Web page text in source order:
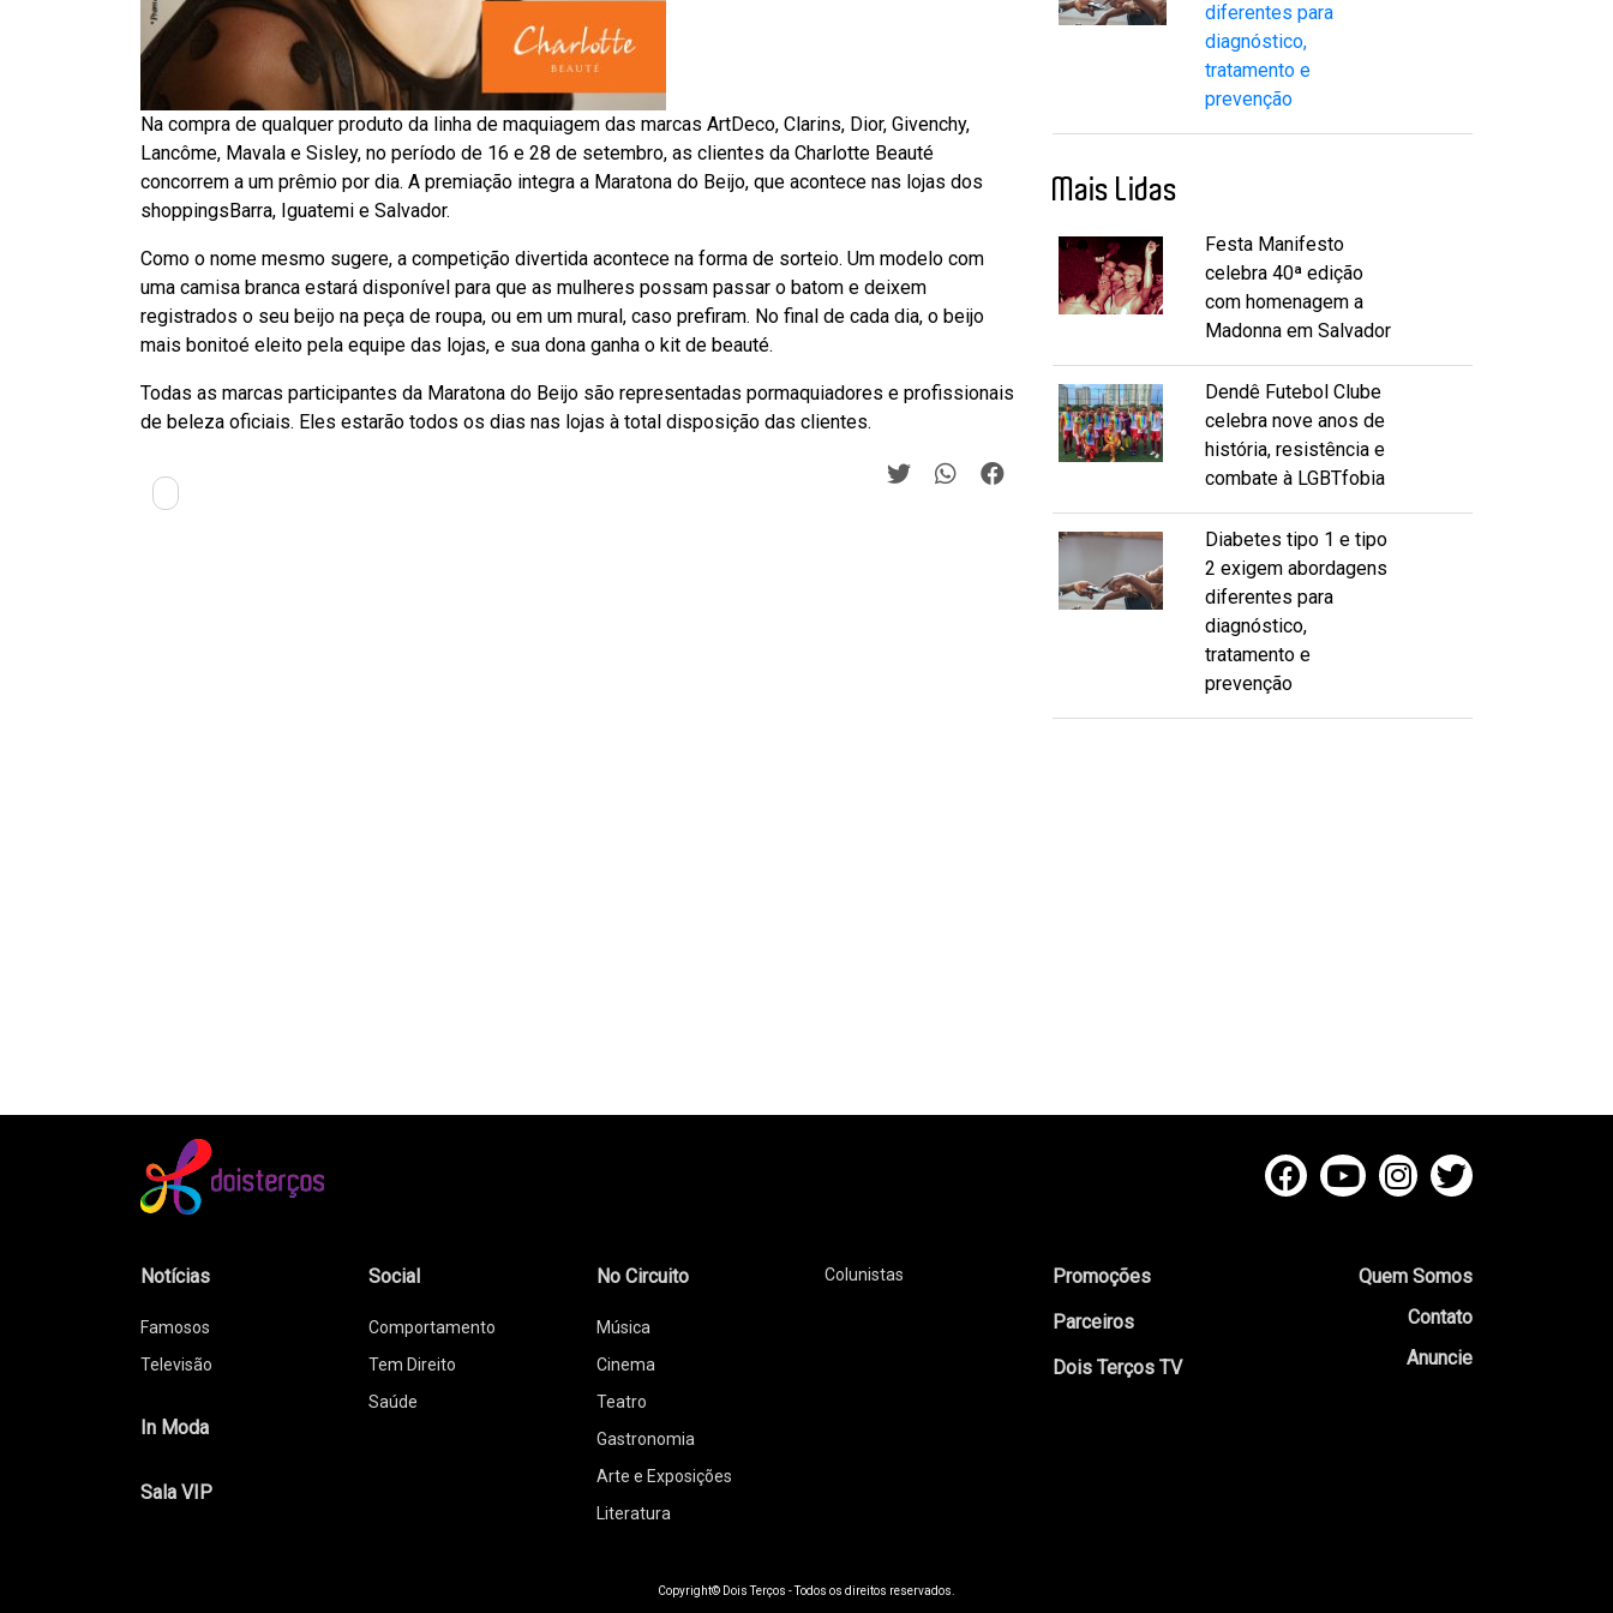
Na compra de qualquer produto da linha de maquiagem das marcas ArtDeco, Clarins, Dior, Givenchy,
Lancôme, Mavala e Sisley, no período de 16 e 28 de setembro, as clientes da Charlotte Beauté
concorrem a um prêmio por dia. A premiação integra a Maratona do Beijo, que acontece nas lojas dos
shoppingsBarra, Iguatemi e Salvador.
Como o nome mesmo sugere, a competição divertida acontece na forma de sorteio. Um modelo com
uma camisa branca estará disponível para que as mulheres possam passar o batom e deixem
registrados o seu beijo na peça de roupa, ou em um mural, caso prefiram. No final de cada dia, o beijo
mais bonitoé eleito pela equipe das lojas, e sua dona ganha o kit de beauté.
Todas as marcas participantes da Maratona do Beijo são representadas pormaquiadores e profissionais
de beleza oficiais. Eles estarão todos os dias nas lojas à total disposição das clientes.
diferentes para
diagnóstico,
tratamento e
prevenção
Mais Lidas
Festa Manifesto
celebra 40ª edição
com homenagem a
Madonna em Salvador
Dendê Futebol Clube
celebra nove anos de
história, resistência e
combate à LGBTfobia
Diabetes tipo 1 e tipo
2 exigem abordagens
diferentes para
diagnóstico,
tratamento e
prevenção
Notícias
Famosos
Televisão
In Moda
Sala VIP
Social
Comportamento
Tem Direito
Saúde
No Circuito
Música
Cinema
Teatro
Gastronomia
Arte e Exposições
Literatura
Colunistas
Promoções
Parceiros
Dois Terços TV
Quem Somos
Contato
Anuncie
Copyright© Dois Terços - Todos os direitos reservados.